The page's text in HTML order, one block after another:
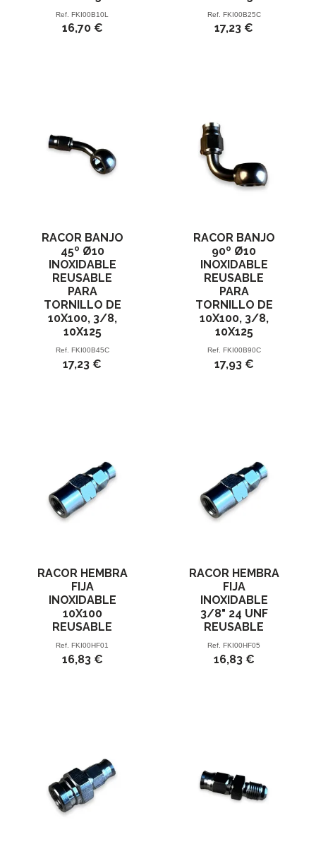
Ref. FKI00B10L
16,70 €
Ref. FKI00B25C
17,23 €
RACOR BANJO
45º Ø10
INOXIDABLE
REUSABLE
PARA
TORNILLO DE
10X100, 3/8,
10X125
Ref. FKI00B45C
17,23 €
RACOR BANJO
90º Ø10
INOXIDABLE
REUSABLE
PARA
TORNILLO DE
10X100, 3/8,
10X125
Ref. FKI00B90C
17,93 €
RACOR HEMBRA
FIJA
INOXIDABLE
10X100
REUSABLE
Ref. FKI00HF01
16,83 €
RACOR HEMBRA
FIJA
INOXIDABLE
3/8" 24 UNF
REUSABLE
Ref. FKI00HF05
16,83 €